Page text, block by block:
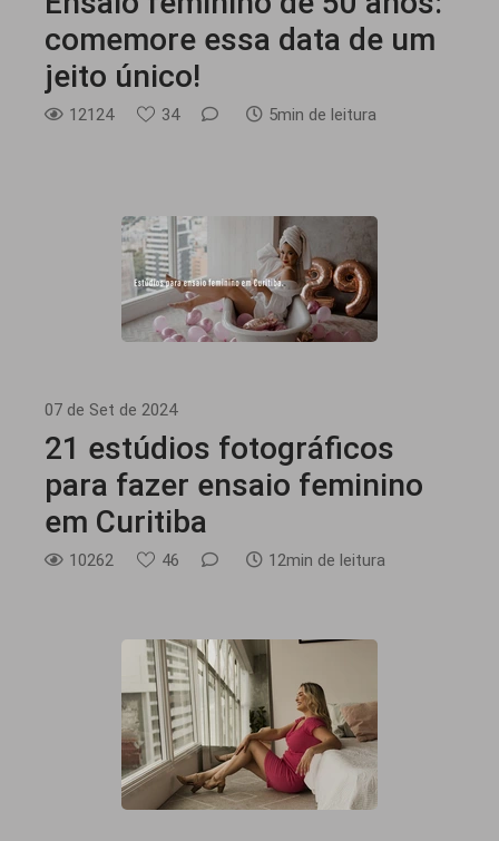
comemore essa data de um
jeito único!
12124 34 5min de leitura
07 de Set de 2024
21 estúdios fotográficos
para fazer ensaio feminino
em Curitiba
10262 46 12min de leitura